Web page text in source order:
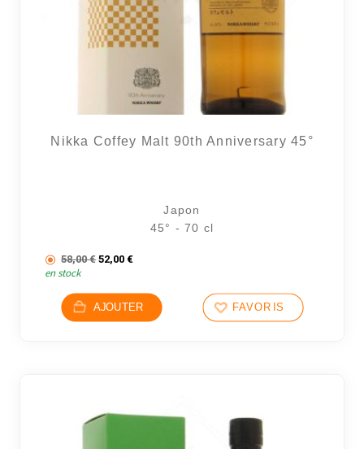
Nikka Coffey Malt 90th Anniversary 45°
Japon
45° - 70 cl
58,00€Le prix initial était : 58,00 €.
52,00 €Le prix actuel est : 52,00 €.
en stock
AJOUTER FAVORIS